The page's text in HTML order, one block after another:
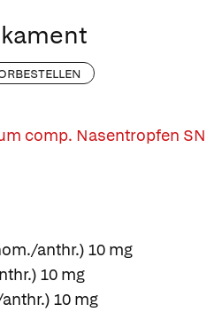
comp. Nasentropfen SN
anthr.) 10 mg
10 mg
10 mg